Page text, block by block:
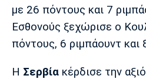
με 26 πόντους και 7
Εσθονούς ξεχώρισε ο
πόντους, 6 ριμπάουντ και
Η Σερβία κέρδισε την